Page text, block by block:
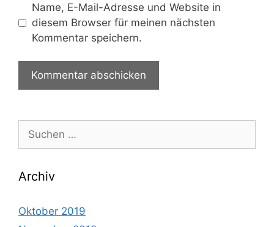
Name, E-Mail-Adresse und Website in
diesem Browser für meinen nächsten
Kommentar speichern.
Suche
nach:
Archiv
Oktober 2019